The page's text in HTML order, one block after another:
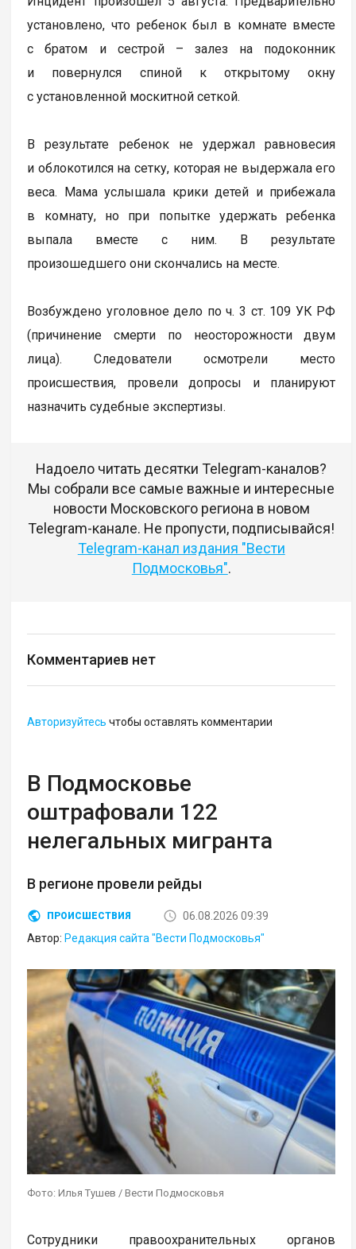
установлено, что ребенок был в комнате вместе
с братом и сестрой – залез на подоконник
и повернулся спиной к открытому окну
с установленной москитной сеткой.
В результате ребенок не удержал равновесия
и облокотился на сетку, которая не выдержала его
веса. Мама услышала крики детей и прибежала
в комнату, но при попытке удержать ребенка
выпала вместе с ним. В результате
произошедшего они скончались на месте.
Возбуждено уголовное дело по ч. 3 ст. 109 УК РФ
(причинение смерти по неосторожности двум
лица). Следователи осмотрели место
происшествия, провели допросы и планируют
назначить судебные экспертизы.
Надоело читать десятки Telegram-каналов?
Мы собрали все самые важные и интересные
новости Московского региона в новом
Telegram-канале. Не пропусти, подписывайся!
Telegram-канал издания "Вести
Подмосковья".
Комментариев нет
Авторизуйтесь чтобы оставлять комментарии
В Подмосковье
оштрафовали 122
нелегальных мигранта
В регионе провели рейды
ПРОИСШЕСТВИЯ
06.08.2026 09:39
Автор: Редакция сайта "Вести Подмосковья"
Фото: Илья Тушев / Вести Подмосковья
Сотрудники правоохранительных органов